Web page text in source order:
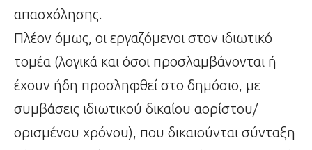
απασχόλησης.
Πλέον όμως, οι εργαζόμενοι στον ιδιωτικό
τομέα (λογικά και όσοι προσλαμβάνονται ή
έχουν ήδη προσληφθεί στο δημόσιο, με
συμβάσεις ιδιωτικού δικαίου αορίστου/
ορισμένου χρόνου), που δικαιούνται σύνταξη